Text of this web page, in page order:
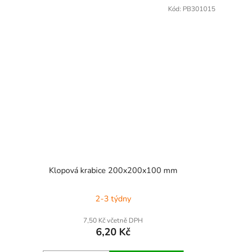
Klopová krabice 200x200x100 mm
2-3 týdny
7,50 Kč včetně DPH
6,20 Kč
Kód: PB301015